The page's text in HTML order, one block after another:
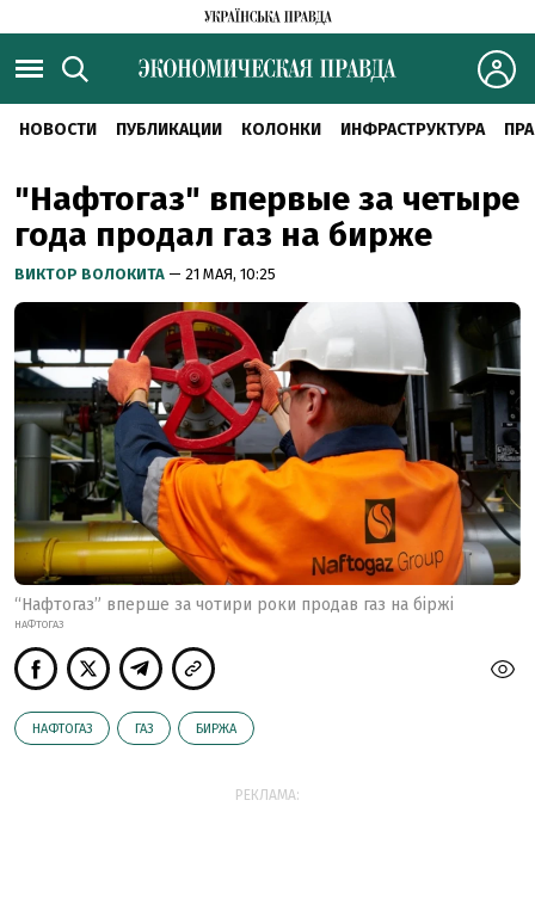
НОВОСТИ ПУБЛИКАЦИИ КОЛОНКИ ИНФРАСТРУКТУРА
"Нафтогаз" впервые за четыре
года продал газ на бирже
ВИКТОР ВОЛОКИТА — 21 МАЯ, 10:25
“Нафтогаз” вперше за чотири роки продав газ на біржі
НАФТОГАЗ
НАФТОГАЗ ГАЗ БИРЖА
РЕКЛАМА: